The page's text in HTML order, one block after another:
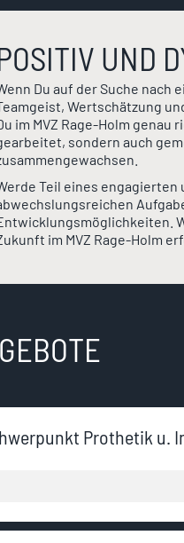
UND
Du auf der Suche nach
Wertschätzung
im MVZ Rage-Holm
sondern auch
Teil eines engagierten
im MVZ Rage-Holm
Prothetik u.